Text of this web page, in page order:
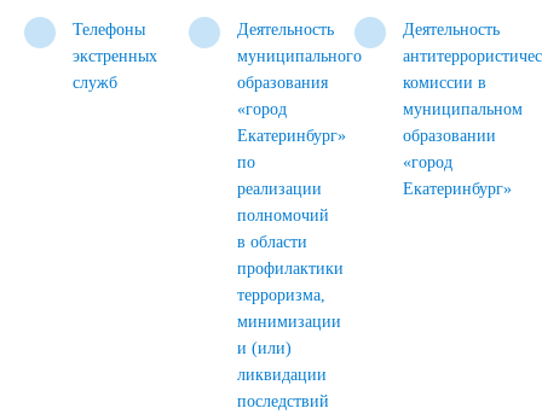
Телефоны
экстренных
служб
Деятельность
муниципального
образования
«город
Екатеринбург»
по
реализации
полномочий
в области
профилактики
терроризма,
минимизации
и (или)
ликвидации
последствий
Деятельность
комиссии в
муниципальном
образовании
«город
Екатеринбург»